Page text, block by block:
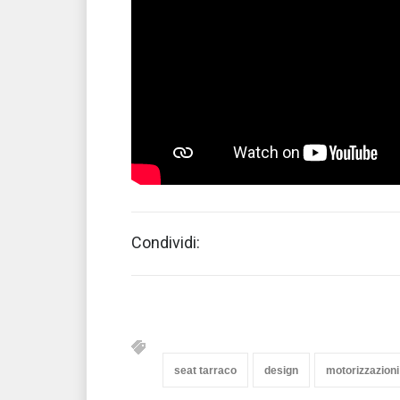
Condividi:
seat tarraco design motorizzazioni